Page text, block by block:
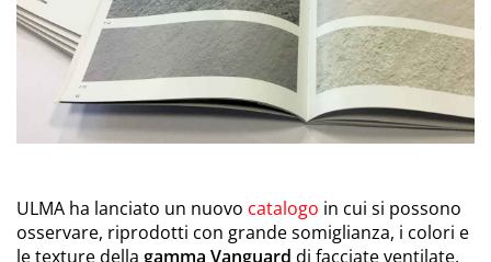
ULMA ha lanciato un nuovo catalogo in cui si possono
osservare, riprodotti con grande somiglianza, i colori e
le texture della gamma Vanguard di facciate ventilate.